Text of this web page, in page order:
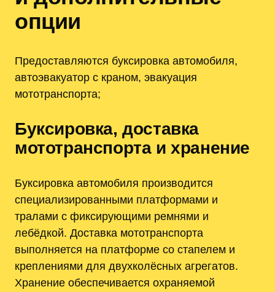
опции
Предоставляются буксировка автомобиля,
автоэвакуатор с краном, эвакуация
мототранспорта;
Буксировка, доставка
мототранспорта и хранение
Буксировка автомобиля производится
специализированными платформами и
тралами с фиксирующими ремнями и
лебёдкой. Доставка мототранспорта
выполняется на платформе со стапелем и
креплениями для двухколёсных агрегатов.
Хранение обеспечивается охраняемой